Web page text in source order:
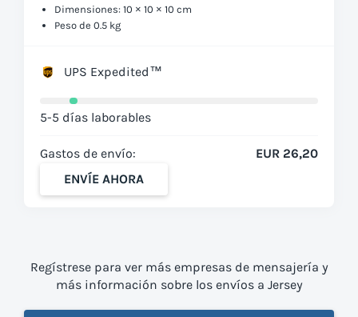
Dimensiones: 10 × 10 × 10 cm
Peso de 0.5 kg
UPS Expedited™
5-5 días laborables
Gastos de envío:
EUR 26,20
ENVÍE AHORA
Regístrese para ver más empresas de mensajería y
más información sobre los envíos a Jersey